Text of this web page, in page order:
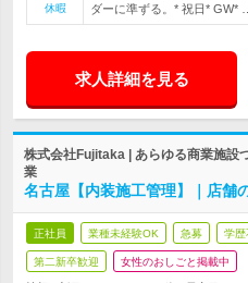
休暇
ダーに準ずる。* 祝日* GW* …
求人詳細を見る
株式会社Fujitaka | あらゆる商業施設
業
名古屋【内装施工管理】｜店
正社員 業種未経験OK 急募 学歴
第二新卒歓迎 女性のおしごと掲載中